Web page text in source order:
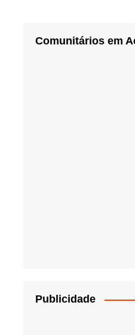
Comunitários em
Publicidade